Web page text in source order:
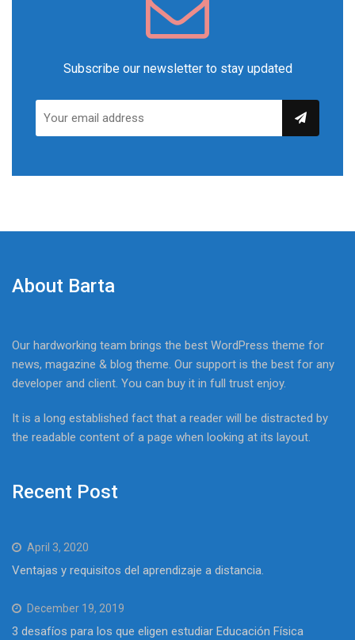
Subscribe our newsletter to stay updated
About Barta
Our hardworking team brings the best WordPress theme for
news, magazine & blog theme. Our support is the best for any
developer and client. You can buy it in full trust enjoy.
It is a long established fact that a reader will be distracted by
the readable content of a page when looking at its layout.
Recent Post
April 3, 2020
Ventajas y requisitos del aprendizaje a distancia.
December 19, 2019
3 desafíos para los que eligen estudiar Educación Física